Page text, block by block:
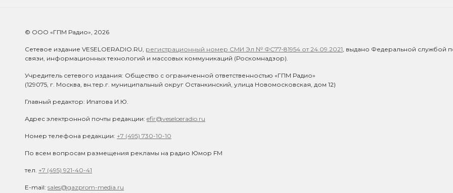
© ООО «ГПМ Радио», 2026
Сетевое издание VESELOERADIO.RU, регистрационный номер СМИ Эл № ФС77-81954 от 24.09.2021, выдано Федеральной службой
связи, информационных технологий и массовых коммуникаций (Роскомнадзор).
Учредитель сетевого издания: Общество с ограниченной ответственностью «ГПМ Радио»
(129075, г. Москва, вн.тер.г. муниципальный округ Останкинский, улица Новомосковская, дом 12)
Главный редактор: Ипатова И.Ю.
Адрес электронной почты редакции: efir@veseloeradio.ru
Номер телефона редакции: +7 (495) 730-10-10
По всем вопросам размещения рекламы на радио Юмор FM
тел. +7 (495) 921-40-41
E-mail: sales@gazprom-media.ru